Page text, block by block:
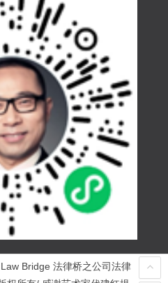
Bridge 法律桥之公司法律